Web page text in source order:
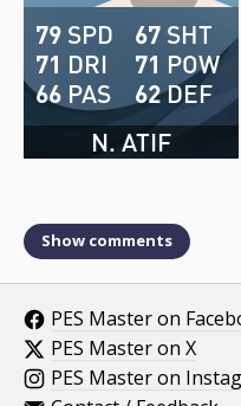
N. ATIF
79 SPD
71 DRI
66 PAS
67 SHT
71 POW
62DEF
Show comments
PES Master on
PES Master on X
PES Master on